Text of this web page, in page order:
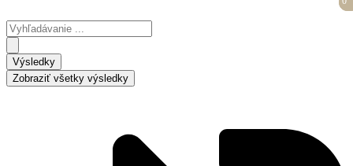
na
obsah
Search
...
Výsledky
Zobraziť všetky výsledky